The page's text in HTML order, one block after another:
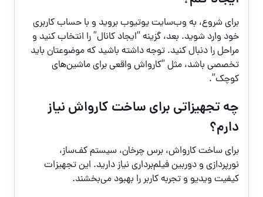
برای شروع، به وب‌سایت یوتیوب بروید و با حساب کاربری
خود وارد شوید. بعد، گزینه “ایجاد کانال” را انتخاب کنید و
مراحل را دنبال کنید. توجه داشته باشید که موضوعتان باید
تخصصی باشد، مثل “کارواش واقعی برای ماشین‌های
کوچک”.
چه تجهیزاتی برای ساخت کارواش نیاز
دارم؟
برای ساخت کارواش، برس چرخان، سیستم کف‌ساز،
نورپردازی و دوربین فیلم‌برداری نیاز دارید. این تجهیزات
کیفیت ویدیو و تجربه کاربر را بهبود می‌بخشند.